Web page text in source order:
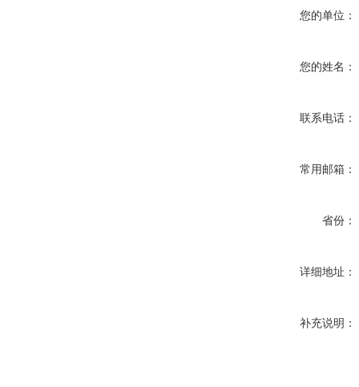
您的单位：
您的姓名：
联系电话：
常用邮箱：
省份：
详细地址：
补充说明：